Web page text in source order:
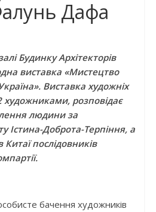
Дафа
Будинку Архітекторів
виставка «Мистецтво
Виставка художніх
художниками, розповідає
людини за
Істина-Доброта-Терпіння, а
Китаї послідовників
бачення художників